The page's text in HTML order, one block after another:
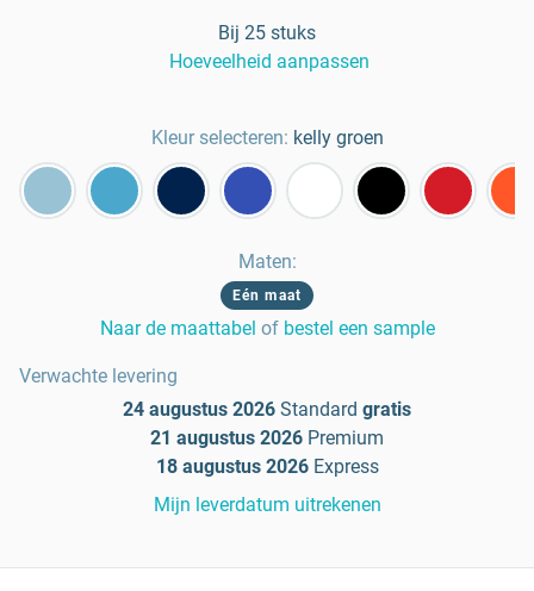
Bij 25 stuks
Hoeveelheid aanpassen
Kleur selecteren: kelly groen
Maten:
Eén maat
Naar de maattabel of bestel een sample
Verwachte levering
24 augustus 2026 Standard gratis
21 augustus 2026 Premium
18 augustus 2026 Express
Mijn leverdatum uitrekenen